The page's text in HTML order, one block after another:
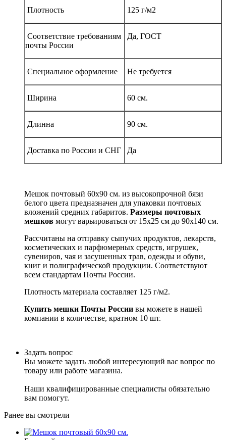
Плотность 125 г/м2
Соответствие требованиям
почты России
Да, ГОСТ
Специальное оформление Не требуется
Ширина 60 см.
Длинна 90 см.
Доставка по России и СНГ Да
Мешок почтовый 60х90 см. из высокопрочной бязи
белого цвета предназначен для упаковки почтовых
вложений средних габаритов. Размеры почтовых
мешков могут варьироваться от 15х25 см до 90х140 см.
Рассчитаны на отправку сыпучих продуктов, лекарств,
косметических и парфюмерных средств, игрушек,
сувениров, чая и засушенных трав, одежды и обуви,
книг и полиграфической продукции. Соответствуют
всем стандартам Почты России.
Плотность материала составляет 125 г/м2.
Купить мешки Почты России вы можете в нашей
компании в количестве, кратном 10 шт.
Задать вопрос
Вы можете задать любой интересующий вас вопрос по
товару или работе магазина.
Наши квалифицированные специалисты обязательно
вам помогут.
Ранее вы смотрели